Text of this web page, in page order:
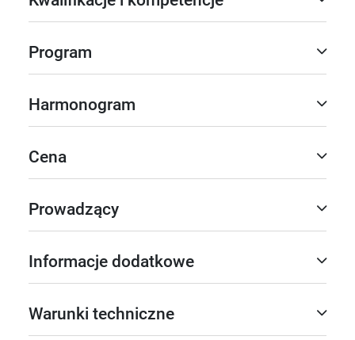
Program
Harmonogram
Cena
Prowadzący
Informacje dodatkowe
Warunki techniczne